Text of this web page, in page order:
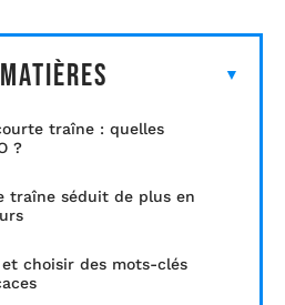
traîne : quelles
?
traîne séduit de plus en
choisir des mots-clés